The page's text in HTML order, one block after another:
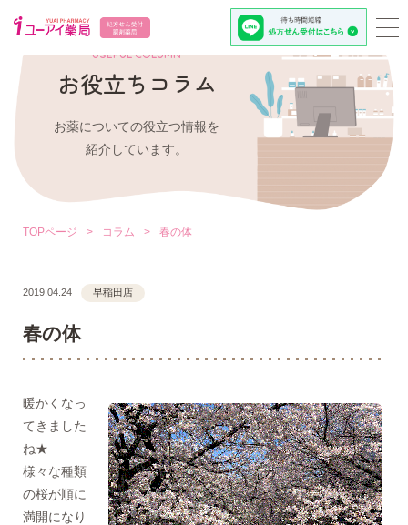
USEFUL COLUMN
お役立ちコラム
お薬についての役立つ情報を
紹介しています。
TOPページ > コラム > 春の体
2019.04.24 早稲田店
春の体
暖かくなっ
てきました
ね★
様々な種類
の桜が順に
満開になり